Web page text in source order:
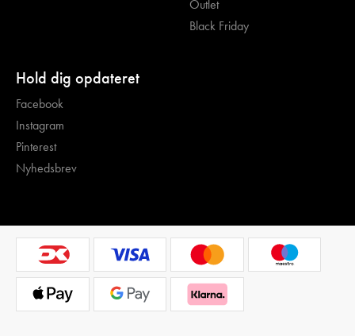
Outlet
Black Friday
Hold dig opdateret
Facebook
Instagram
Pinterest
Nyhedsbrev